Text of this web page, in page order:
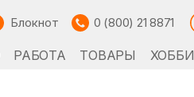
Блокнот 0 (800) 21 8871
РАБОТА ТОВАРЫ ХОББИ